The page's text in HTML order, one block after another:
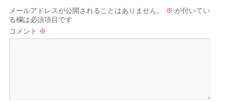
メールアドレスが公開されることはありません。 ※ が付いてい
る欄は必須項目です
コメント ※